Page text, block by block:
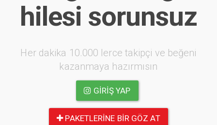
hilesi sorunsuz
Her dakika 10.000 lerce takipçi ve beğeni
kazanmaya hazırmısın
GIRIŞ YAP
PAKETLERINE BIR GÖZ AT